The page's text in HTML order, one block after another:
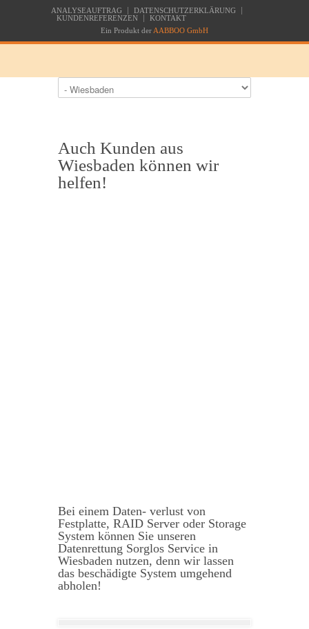
ANALYSEAUFTRAG
DATENSCHUTZERKLÄRUNG
KUNDENREFERENZEN
KONTAKT
Ein Produkt der AABBOO GmbH
Auch Kunden aus
Wiesbaden können wir
helfen!
Bei einem Daten- verlust von
Festplatte, RAID Server oder Storage
System können Sie unseren
Datenrettung Sorglos Service in
Wiesbaden nutzen, denn wir lassen
das beschädigte System umgehend
abholen!